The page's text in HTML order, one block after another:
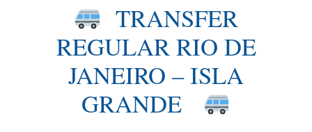
TRANSFER
REGULAR RIO DE
JANEIRO – ISLA
GRANDE